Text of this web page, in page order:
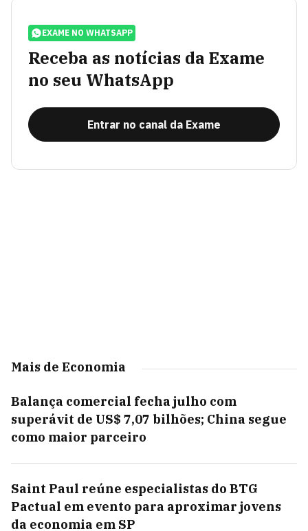
EXAME NO WHATSAPP
Receba as notícias da Exame
no seu WhatsApp
Entrar no canal da Exame
Mais de Economia
Balança comercial fecha julho com
superávit de US$ 7,07 bilhões; China segue
como maior parceiro
Saint Paul reúne especialistas do BTG
Pactual em evento para aproximar jovens
da economia em SP